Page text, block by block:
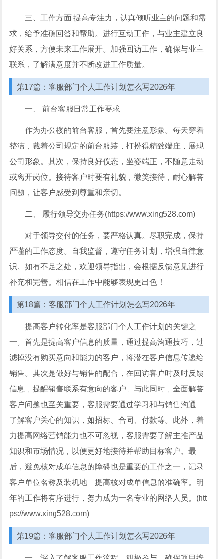
三、工作方面 提高专注力，认真倾听业主的问题和需
求，给予准确回答和帮助。进行互动工作，与业主建立良
好关系，方便未来工作展开。加强回访工作，确保与业主
联系，了解满意度并不断改进工作质量。
第17篇：客服部门个人工作计划怎么写2026年
一、 前台客服日常工作要求
作为办公楼的前台客服，首先要注意形象。每天穿着
整洁，戴着公司规定的前台服装，打扮得精致端庄，展现
公司形象。其次，保持良好仪态，坐姿端正，不随意走动
或离开岗位。接待客户时要有礼貌，微笑接待，耐心解答
问题，让客户感受到尊重和亲切。
二、 履行领导交办任务(https://www.xing528.com)
对于领导交付的任务，要严格认真。尽职完成，保持
严谨的工作态度。自我监督，遵守任务计划，增强自律意
识。如有不足之处，欢迎领导指出，会根据反馈意见进行
补充和完善。相信在工作中能够表现更出色！
第18篇：客服部门个人工作计划怎么写2026年
提高客户转化率是客服部门个人工作计划的关键之
一。首先是提高客户信息的质量，通过提高沟通技巧，过
滤掉没有购买意向和能力的客户，将潜在客户信息传递给
销售。其次是做好与销售的配合，在回访客户时及时反馈
信息，提醒销售联系有意向的客户。与此同时，全面解答
客户问题也至关重要，客服需要通过学习和与销售沟通，
了解客户关心的知识，如招标、合同、付款等。此外，着
力提高网络营销能力也不可忽视，客服需要了解主推产品
知识和市场情况，以便更好地接待并帮助目标客户。最
后，避免核对成单信息的障碍也是重要的工作之一，记录
客户单位名称及装机地，提高核对成单信息的准确率。明
年的工作将有序进行，努力成为一名专业的网络人员。(htt
ps://www.xing528.com)
第19篇：客服部门个人工作计划怎么写2026年